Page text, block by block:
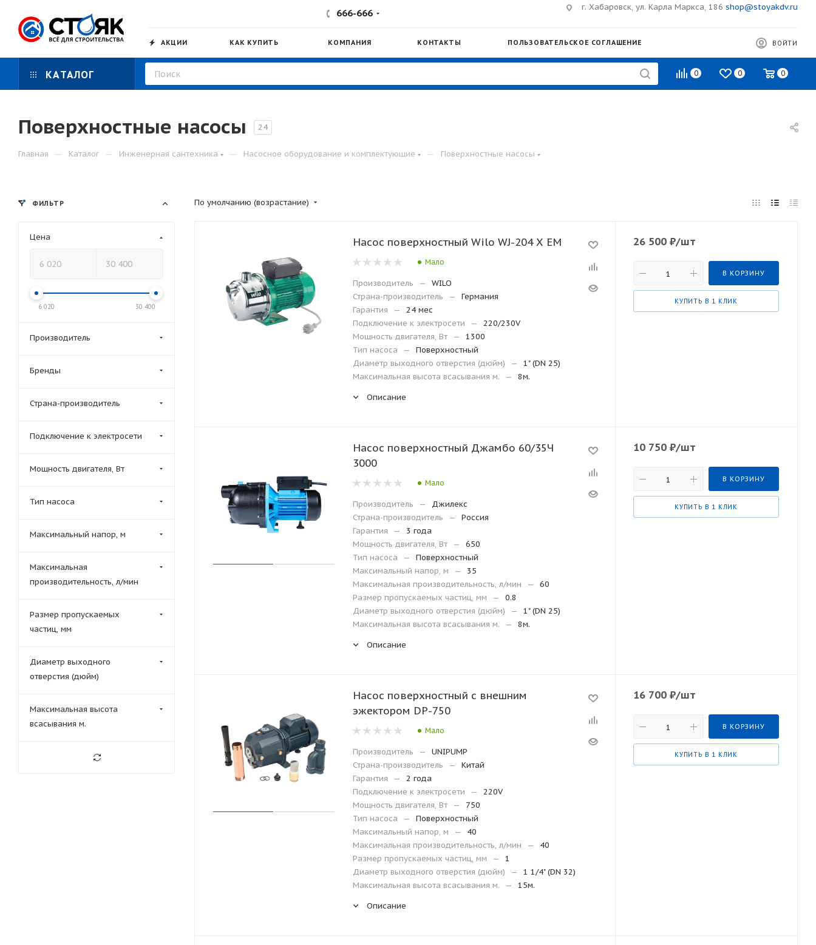
666-666
г. Хабаровск, ул. Карла Маркса, 186 shop@stoyakdv.ru
АКЦИИ КАК КУПИТЬ КОМПАНИЯ КОНТАКТЫ ПОЛЬЗОВАТЕЛЬСКОЕ СОГЛАШЕНИЕ ВОЙТИ
КАТАЛОГ 0 0 0
Поверхностные насосы 24
Главная — Каталог — Инженерная сантехника — Насосное оборудование и комплектующие — Поверхностные насосы
По умолчанию (возрастание)
Насос поверхностный Wilo WJ-204 X EM
Мало
Производитель —
WILO
Страна-производитель
—
Германия
Гарантия
—
24 мес
Подключение к электросети
—
220/230V
Мощность двигателя, Вт
—
1300
Тип насоса
—
Поверхностный
Диаметр выходного отверстия (дюйм)
—
1" (DN 25)
Максимальная высота всасывания м.
—
8м.
Описание
26 500 ₽/шт
В КОРЗИНУ
КУПИТЬ В 1 КЛИК
Насос поверхностный Джамбо 60/35Ч
3000
Мало
Производитель —
Джилекс
Страна-производитель
—
Россия
Гарантия
—
3 года
Мощность двигателя, Вт
—
650
Тип насоса
—
Поверхностный
Максимальный напор, м
—
35
Максимальная производительность, л/мин
—
60
Размер пропускаемых частиц, мм
—
0.8
Диаметр выходного отверстия (дюйм)
—
1" (DN 25)
Максимальная высота всасывания м.
—
8м.
Описание
10 750 ₽/шт
В КОРЗИНУ
КУПИТЬ В 1 КЛИК
Насос поверхностный с внешним
эжектором DP-750
Мало
Производитель —
UNIPUMP
Страна-производитель
—
Китай
Гарантия
—
2 года
Подключение к электросети
—
220V
Мощность двигателя, Вт
—
750
Тип насоса
—
Поверхностный
Максимальный напор, м
—
40
Максимальная производительность, л/мин
—
40
Размер пропускаемых частиц, мм
—
1
Диаметр выходного отверстия (дюйм)
—
1 1/4" (DN 32)
Максимальная высота всасывания м.
—
15м.
Описание
16 700 ₽/шт
В КОРЗИНУ
КУПИТЬ В 1 КЛИК
ФИЛЬТР
Цена
6 020 30 400
Производитель
Бренды
Страна-производитель
Подключение к электросети
Мощность двигателя, Вт
Тип насоса
Максимальный напор, м
Максимальная
производительность, л/мин
Размер пропускаемых
частиц, мм
Диаметр выходного
отверстия (дюйм)
Максимальная высота
всасывания м.